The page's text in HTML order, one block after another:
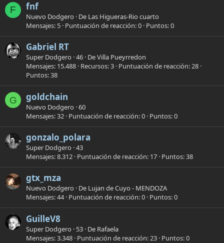
F fnf
Nuevo Dodgero · De Las Higueras-Rio cuarto
Mensajes 5 Puntuación de reacción 0 Puntos 0
Gabriel RT
Super Dodgero ·46 · DeVilla Pueyrredon
Mensajes 15.488 Recursos 3 Puntuación de reacción 28
Puntos 38
G goldchain
Nuevo Dodgero ·60
Mensajes 32 Puntuación de reacción 0 Puntos 0
gonzalo_polara
Super Dodgero ·43
Mensajes 8.312 Puntuación de reacción 17 Puntos 38
gtx_mza
Nuevo Dodgero · De Lujan de Cuyo - MENDOZA
Mensajes 44 Puntuación de reacción 0 Puntos 0
GuilleV8
Super Dodgero · 53 · De Rafaela
Mensajes 3.348 Puntuación de reacción 23 Puntos 0